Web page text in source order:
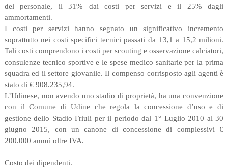
del personale, il 31% dai costi per servizi e il 25% dagli
ammortamenti.
I costi per servizi hanno segnato un significativo incremento
soprattutto nei costi specifici tecnici passati da 13,1 a 15,2 milioni.
Tali costi comprendono i costi per scouting e osservazione calciatori,
consulenze tecnico sportive e le spese medico sanitarie per la prima
squadra ed il settore giovanile. Il compenso corrisposto agli agenti è
stato di € 908.235,94.
L’Udinese, non avendo uno stadio di proprietà, ha una convenzione
con il Comune di Udine che regola la concessione d’uso e di
gestione dello Stadio Friuli per il periodo dal 1° Luglio 2010 al 30
giugno 2015, con un canone di concessione di complessivi €
200.000 annui oltre IVA.
Costo dei dipendenti.